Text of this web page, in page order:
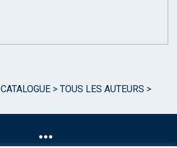
CATALOGUE > TOUS LES AUTEURS >